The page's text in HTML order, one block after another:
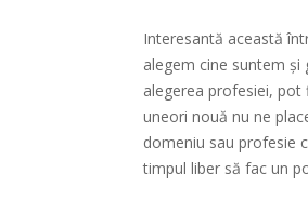
Interesantă această
alegem cine suntem și
alegerea profesiei, pot
uneori nouă nu ne
domeniu sau profesie
timpul liber să fac un